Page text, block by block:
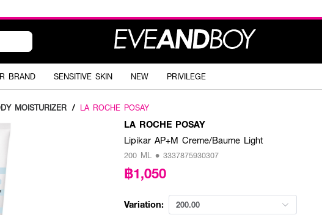
BRAND SENSITIVE SKIN NEW PRIVILEGE
MOISTURIZER / LA ROCHE POSAY
LA ROCHE POSAY
Lipikar AP+M Creme/Baume Light
200 ML • 3337875930307
฿1,050
Variation: 200.00